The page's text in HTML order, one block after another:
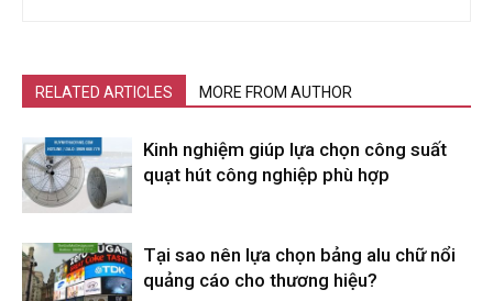
RELATED ARTICLES MORE FROM AUTHOR
Kinh nghiệm giúp lựa chọn công suất
quạt hút công nghiệp phù hợp
Tại sao nên lựa chọn bảng alu chữ nổi
quảng cáo cho thương hiệu?